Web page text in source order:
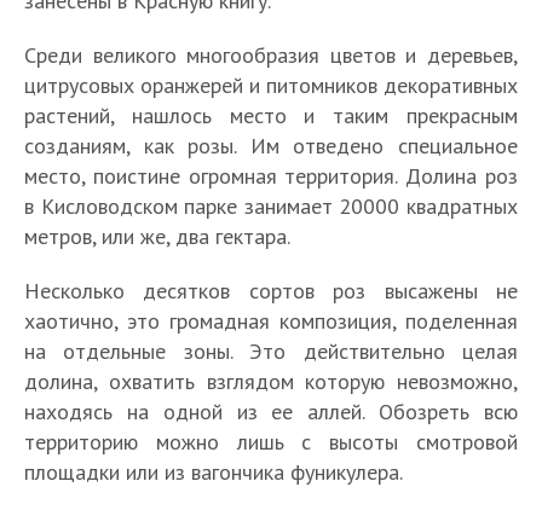
Среди великого многообразия цветов и деревьев,
цитрусовых оранжерей и питомников декоративных
растений, нашлось место и таким прекрасным
созданиям, как розы. Им отведено специальное
место, поистине огромная территория. Долина роз
в Кисловодском парке занимает 20000 квадратных
метров, или же, два гектара.
Несколько десятков сортов роз высажены не
хаотично, это громадная композиция, поделенная
на отдельные зоны. Это действительно целая
долина, охватить взглядом которую невозможно,
находясь на одной из ее аллей. Обозреть всю
территорию можно лишь с высоты смотровой
площадки или из вагончика фуникулера.